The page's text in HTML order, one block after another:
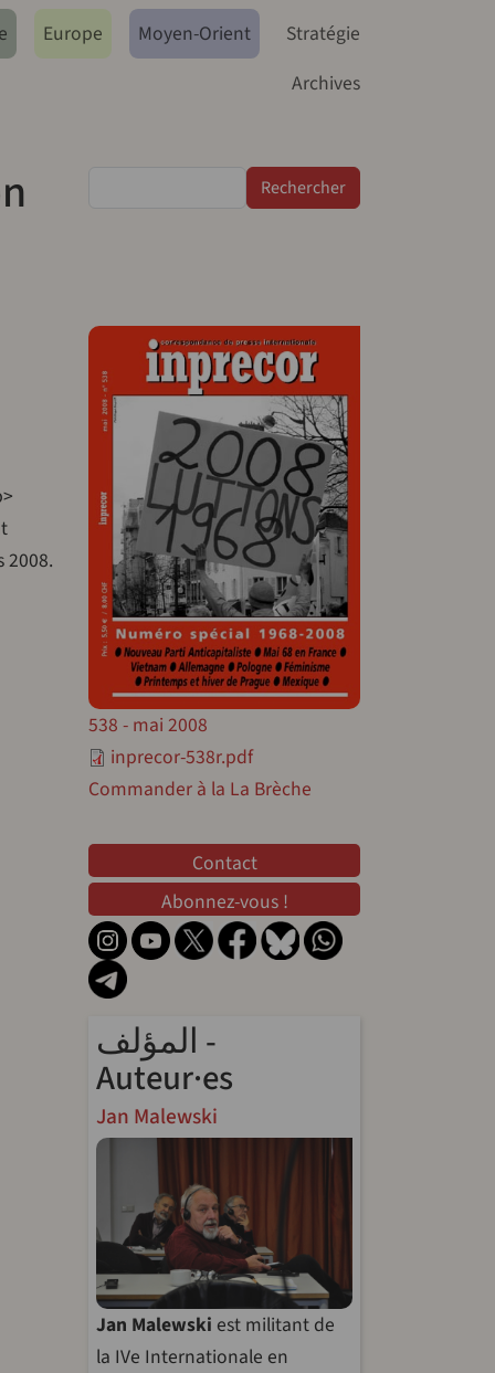
Europe Moyen-Orient
Stratégie
Archives
2008.
538 - mai 2008
inprecor-538r.pdf
Commander à la La Brèche
Contact
Abonnez-vous !
المؤلف -
Auteur·es
Jan Malewski
Jan Malewski est militant de
la IVe Internationale en